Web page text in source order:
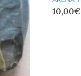
10,00€